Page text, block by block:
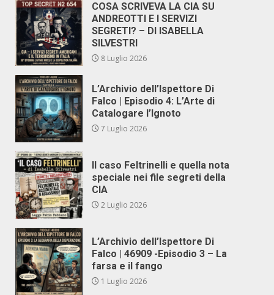
COSA SCRIVEVA LA CIA SU
ANDREOTTI E I SERVIZI
SEGRETI? – DI ISABELLA
SILVESTRI
8 Luglio 2026
L’Archivio dell’Ispettore Di
Falco | Episodio 4: L’Arte di
Catalogare l’Ignoto
7 Luglio 2026
Il caso Feltrinelli e quella nota
speciale nei file segreti della
CIA
2 Luglio 2026
L’Archivio dell’Ispettore Di
Falco | 46909 -Episodio 3 – La
farsa e il fango
1 Luglio 2026